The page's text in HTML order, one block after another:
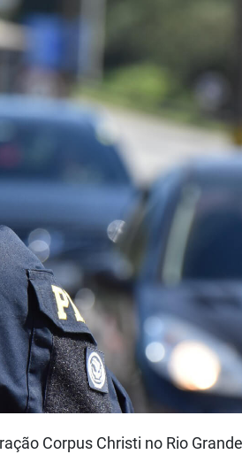
Corpus Christi no Rio